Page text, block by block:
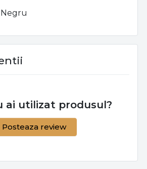
ai utilizat produsul?
Posteaza review